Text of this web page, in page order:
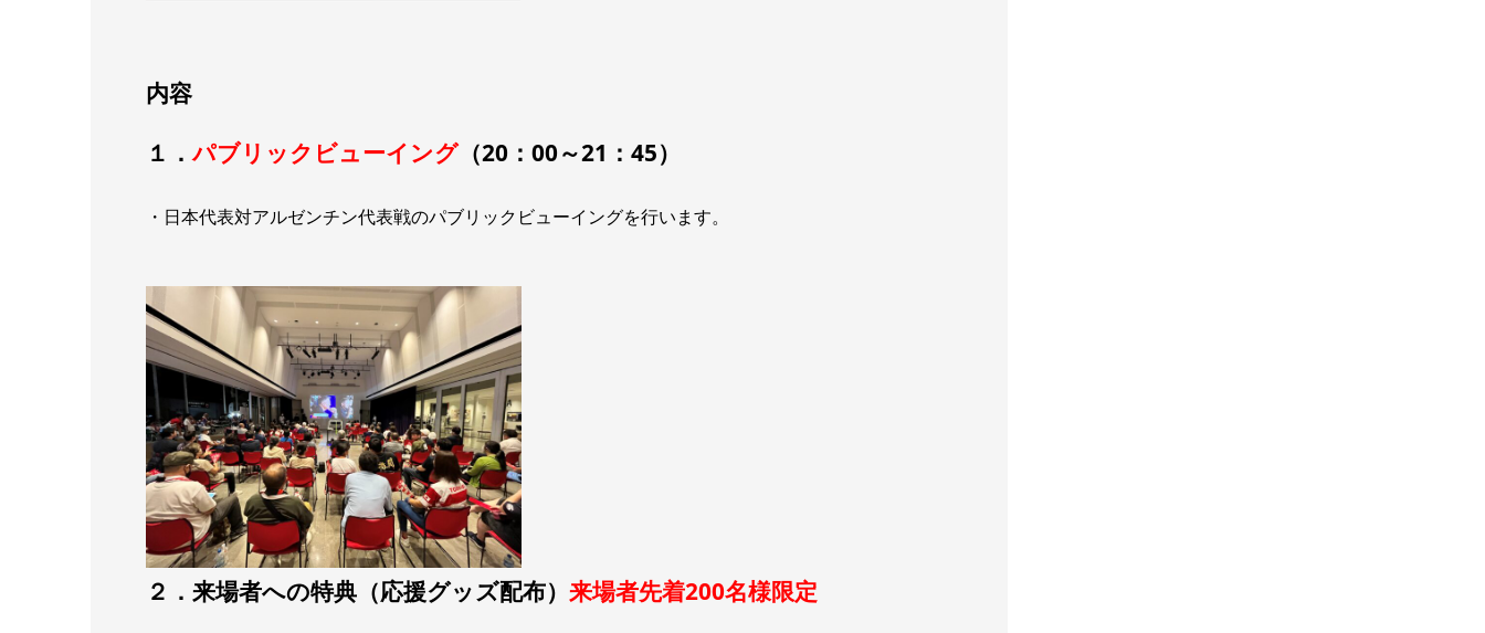
内容
１．パブリックビューイング（20：00～21：45）
・日本代表対アルゼンチン代表戦のパブリックビューイングを行います。
２．来場者への特典（応援グッズ配布） 来場者先着200名様限定